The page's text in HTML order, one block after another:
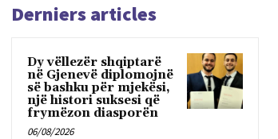
Derniers articles
Dy vëllezër shqiptarë
në Gjenevë diplomojnë
së bashku për mjekësi,
një histori suksesi që
frymëzon diasporën
06/08/2026